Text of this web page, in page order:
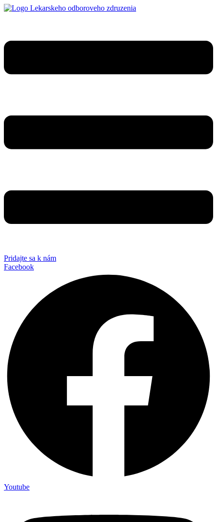
Pridajte sa k nám
Facebook
Youtube